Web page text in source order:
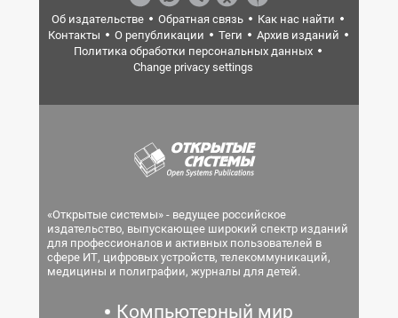
Об издательстве Обратная связь
Как нас найти
Контакты
О републикации Теги
Архив изданий
Политика обработки персональных данных
Change privacy settings
«Открытые системы» - ведущее российское
издательство, выпускающее широкий спектр изданий
для профессионалов и активных пользователей в
сфере ИТ, цифровых устройств, телекоммуникаций,
медицины и полиграфии, журналы для детей.
Компьютерный мир